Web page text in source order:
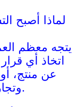
لماذا أصبح
يتجه معظم
اتخاذ أي
عن منتج،
وتجارب المستخدمين.